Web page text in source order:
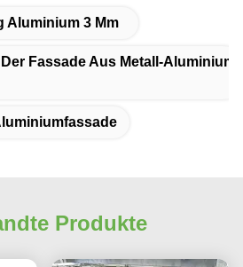
Aluminium 3 Mm
Fassade Aus Metall-Aluminium
Produkte